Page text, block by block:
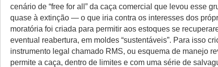
cenário de “free for all” da caça comercial que levou esse
quase à extinção — o que iria contra os interesses dos
moratória foi criada para permitir aos estoques se
eventual reabertura, em moldes “sustentáveis”. Para isso
instrumento legal chamado RMS, ou esquema de manejo
permite a caça, dentro de limites e com uma série de